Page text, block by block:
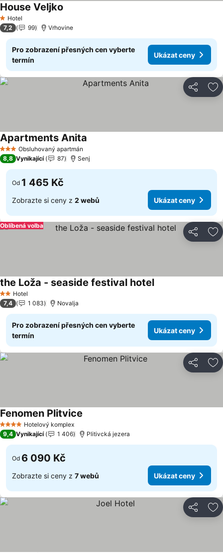
1 Počet hvězdiček
Hotel
House Veljko
7,2 99 Vrhovine
Pro zobrazení přesných cen vyberte
termín
Ukázat ceny
Sdílet
3 Počet hvězdiček
Obsluhovaný apartmán
Apartments Anita
8,8 Vynikající 87 Senj
Od 1 465 Kč
Zobrazte si ceny z 2 webů Ukázat ceny
Sdílet
Oblíbená volba
2 Počet hvězdiček
Hotel
the Loža - seaside festival hotel
7,4 1 083 Novalja
Pro zobrazení přesných cen vyberte
termín
Ukázat ceny
Sdílet
4 Počet hvězdiček
Hotelový komplex
Fenomen Plitvice
9,4 Vynikající 1 406 Plitivcká jezera
Od 6 090 Kč
Zobrazte si ceny z 7 webů Ukázat ceny
Sdílet